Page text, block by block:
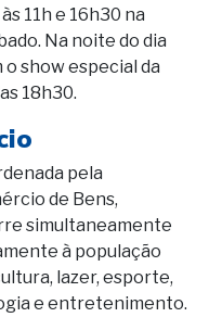
11h e 16h30 na
Na noite do dia
show especial da
18h30.
pela
de Bens,
simultaneamente
à população
lazer, esporte,
e entretenimento.